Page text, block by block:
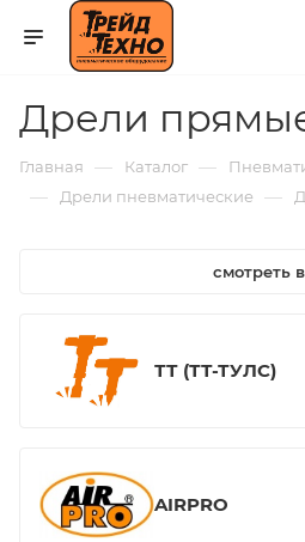
Дрели
Главная — Каталог —
— Дрели пневматические —
смотреть
ТТ (ТТ-ТУЛС)
AIRPRO